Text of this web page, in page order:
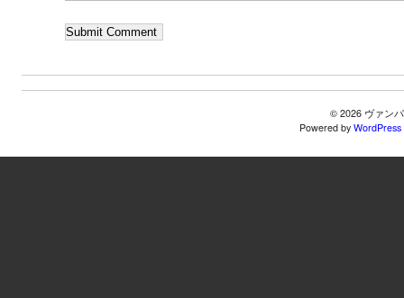
© 2026 ヴァン
Powered by WordPress